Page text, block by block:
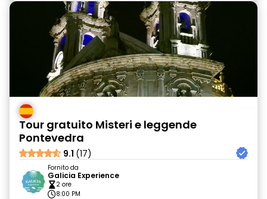
Tour gratuito Misteri e leggende
Pontevedra
9.1 (17)
Fornito da
Galicia Experience
2 ore
8:00 PM